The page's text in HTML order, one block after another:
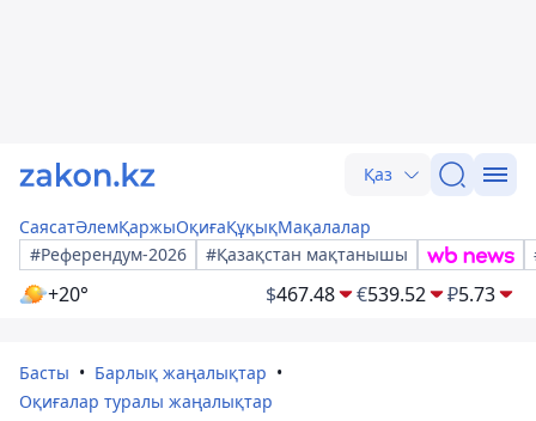
Қаз
СаясатӘлемҚаржыОқиғаҚұқықМақалалар
#Референдум-2026
#Қазақстан мақтанышы
+20° $467.48 €539.52 ₽5.73
Басты
Барлық жаңалықтар
Оқиғалар туралы жаңалықтар